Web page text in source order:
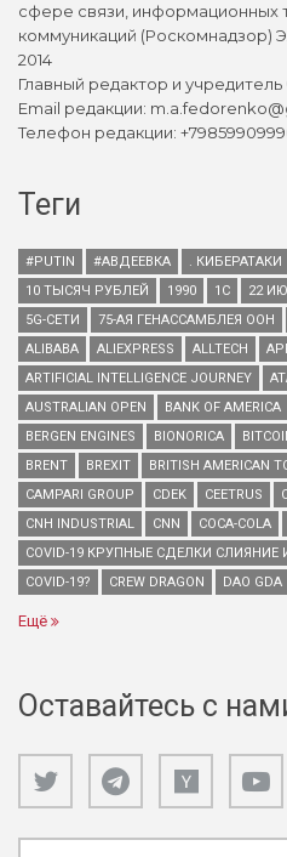
сфере связи, информационных
коммуникаций (Роскомнадзор)
2014
Главный редактор и
Email редакции:
Телефон редакции:
Теги
#PUTIN #АВДЕЕВКА . КИБЕРАТАКИ
10 ТЫСЯЧ РУБЛЕЙ
1990 1С 22
5G-СЕТИ
75-АЯ ГЕНАССАМБЛЕЯ ООН
ALIBABA
ALIEXPRESS ALLTECH
ARTIFICIAL INTELLIGENCE JOURNEY
AUSTRALIAN OPEN
BANK OF AMERICA
BERGEN ENGINES
BIONORICA
BRENT
BREXIT BRITISH AMERICAN
CAMPARI GROUP
CDEK CEETRUS
CNH INDUSTRIAL
CNN COCA-COLA
COVID-19 КРУПНЫЕ СДЕЛКИ
COVID-19?
CREW DRAGON DAO GDA
Ещё
Оставайтесь с